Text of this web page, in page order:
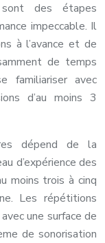
des étapes
impeccable. Il
à l’avance et de
de temps
familiariser avec
d’au moins 3
dépend de la
d’expérience des
moins trois à cinq
Les répétitions
une surface de
de sonorisation